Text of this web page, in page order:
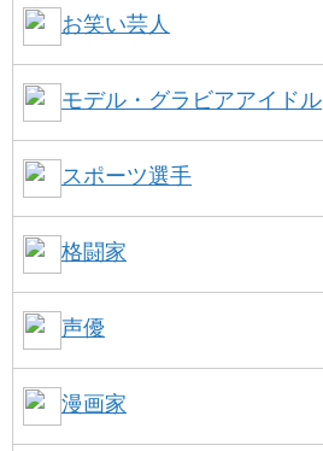
お笑い芸人
モデル・グラビアアイドル
スポーツ選手
格闘家
声優
漫画家